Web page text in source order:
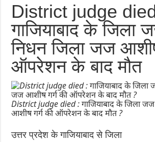
District judge
गाजियाबाद के जिला
निधन जिला जज
ऑपरेशन के बाद मौत
District judge died : गाजियाबाद के जिला
आशीष गर्ग की ऑपरेशन के बाद मौत ?
उत्तर प्रदेश के गाजियाबाद से जिला